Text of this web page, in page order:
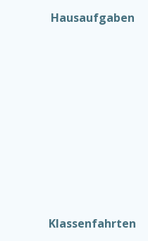
Hausaufgaben
Klassenfahrten